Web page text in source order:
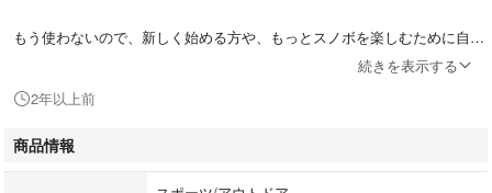
もう使わないので、新しく始める方や、もっとスノボを楽しむために自分
素人が自宅保管しており、使用感や傷・汚れなどあるため、気にならない
方でお願いします。
映ってないところの状態が気になるなどあれば、追加するのでコメントい
続きを表示する
2年以上前
商品情報